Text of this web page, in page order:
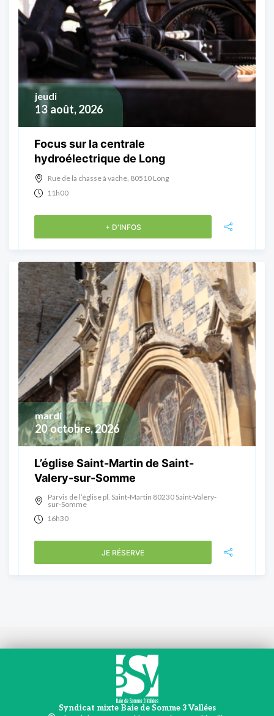
13 août, 2026
jeudi
Focus sur la centrale
hydroélectrique de Long
Rue de la chasse à vache, 80510 Long
11h00
+ D'INFOS
20 octobre, 2026
mardi
L’église Saint-Martin de Saint-
Valery-sur-Somme
Parvis de l’église pl. Saint-Martin 80230 Saint-Valery-
sur-Somme
16h30
JE RÉSERVE
Syndicat mixte Baie de Somme 3 Vallées